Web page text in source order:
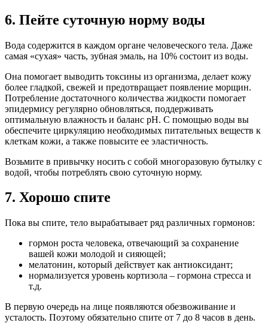
6. Пейте суточную норму воды
Вода содержится в каждом органе человеческого тела. Даже
самая «сухая» часть, зубная эмаль, на 10% состоит из воды.
Она помогает выводить токсины из организма, делает кожу
более гладкой, свежей и предотвращает появление морщин.
Потребление достаточного количества жидкости помогает
эпидермису регулярно обновляться, поддерживать
оптимальную влажность и баланс pH. С помощью воды вы
обеспечите циркуляцию необходимых питательных веществ к
клеткам кожи, а также повысите ее эластичность.
Возьмите в привычку носить с собой многоразовую бутылку с
водой, чтобы потреблять свою суточную норму.
7. Хорошо спите
Пока вы спите, тело вырабатывает ряд различных гормонов:
гормон роста человека, отвечающий за сохранение
вашей кожи молодой и сияющей;
мелатонин, который действует как антиоксидант;
нормализуется уровень кортизола – гормона стресса и
т.д.
В первую очередь на лице появляются обезвоживание и
усталость. Поэтому обязательно спите от 7 до 8 часов в день.